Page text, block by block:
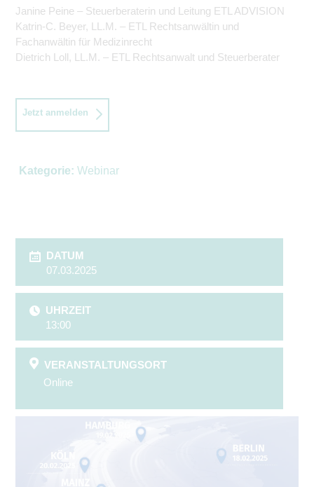
Janine Peine – Steuerberaterin und Leitung ETL ADVISION
Katrin-C. Beyer, LL.M. – ETL Rechtsanwältin und
Fachanwältin für Medizinrecht
Dietrich Loll, LL.M. – ETL Rechtsanwalt und Steuerberater
Jetzt anmelden
Kategorie: Webinar
DATUM
07.03.2025
UHRZEIT
13:00
VERANSTALTUNGSORT
Online